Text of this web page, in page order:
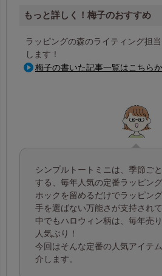
小ロット対応で試しやすく、400枚以
もっと詳しく！梅子のおすすめ
ラッピングの森のライティング担
します！
梅子の書いた記事一覧はこちら
シンプルトートミニは、季節ご
する、毎年人気の定番ラッピング
ホックを留めるだけでラッピン
手を選ばない万能さが支持されて
中でもハロウィン柄は、毎年売
人気ぶり！
今回はそんな定番の人気アイテ
介します。